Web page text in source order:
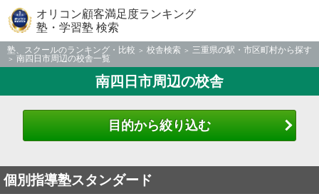
オリコン顧客満足度ランキング
塾・学習塾 検索
塾、スクールのランキング・比較 校舎検索
三重県の駅・市区町村から探す
南四日市周辺の校舎一覧
南四日市周辺の校舎
目的から絞り込む
個別指導塾スタンダード